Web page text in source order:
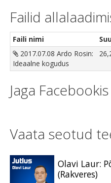
Failid
Faili nimi
2017.07.08 Ardo Rosin:
Ideaalne kogudus
Jaga Facebookis
Vaata seotud
Olavi Laur:
(Rakveres)